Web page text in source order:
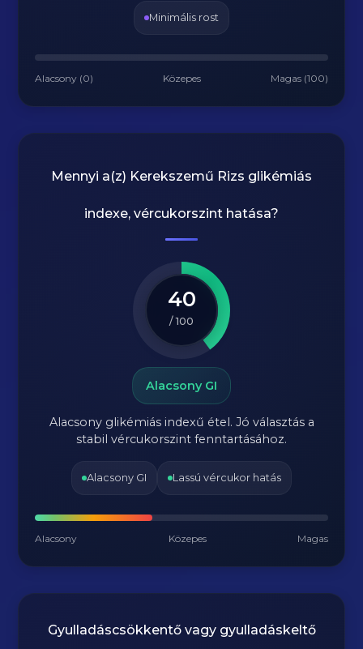
Minimális rost
Alacsony (0) Közepes Magas (100)
Mennyi a(z) Kerekszemű Rizs glikémiás
indexe, vércukorszint hatása?
40
/ 100
Alacsony GI
Alacsony glikémiás indexű étel. Jó választás a
stabil vércukorszint fenntartásához.
Alacsony GI Lassú vércukor hatás
Alacsony Közepes Magas
Gyulladáscsökkentő vagy gyulladáskeltő